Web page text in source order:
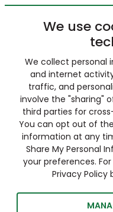
We use
We collect personal
and internet
traffic, and
involve the "sharing"
third parties for
You can opt out of
information at any
Share My Personal
your preferences.
Privacy Policy